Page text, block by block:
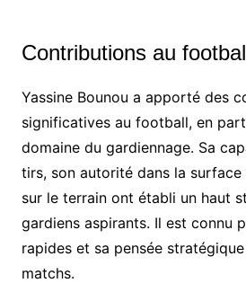
Contributions au
Yassine Bounou a apporté des
significatives au football, en
domaine du gardiennage. Sa
tirs, son autorité dans la surface
sur le terrain ont établi un haut
gardiens aspirants. Il est connu
rapides et sa pensée
matchs.